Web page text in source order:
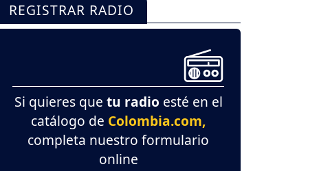
REGISTRAR RADIO
Si quieres que tu radio esté en el
catálogo de Colombia.com,
completa nuestro formulario
online